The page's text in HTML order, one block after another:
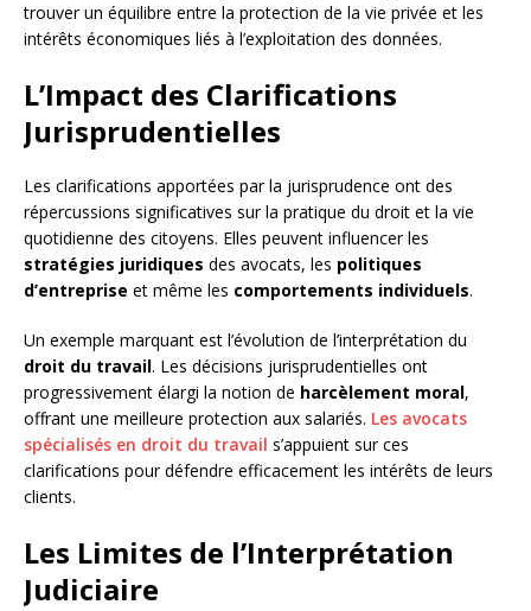
trouver un équilibre entre la protection de la vie privée et les
intérêts économiques liés à l’exploitation des données.
L’Impact des Clarifications
Jurisprudentielles
Les clarifications apportées par la jurisprudence ont des
répercussions significatives sur la pratique du droit et la vie
quotidienne des citoyens. Elles peuvent influencer les
stratégies juridiques des avocats, les politiques
d’entreprise et même les comportements individuels.
Un exemple marquant est l’évolution de l’interprétation du
droit du travail. Les décisions jurisprudentielles ont
progressivement élargi la notion de harcèlement moral,
offrant une meilleure protection aux salariés. Les avocats
spécialisés en droit du travail s’appuient sur ces
clarifications pour défendre efficacement les intérêts de leurs
clients.
Les Limites de l’Interprétation
Judiciaire